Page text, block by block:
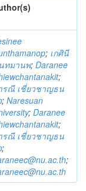
; เกศินี
ทมานพ; Daranee
;
รณี เชี่ยวชาญธน
; Naresuan
; Daranee
;
รณี เชี่ยวชาญธน
;
;